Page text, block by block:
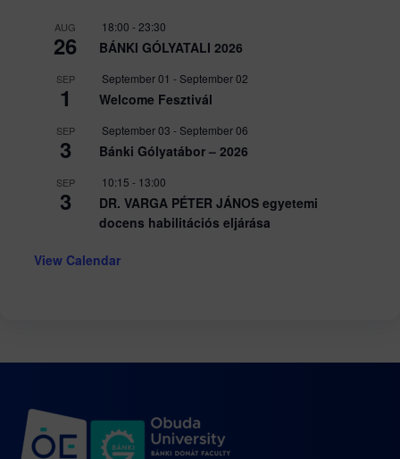
AUG
26
18:00 -23:30
BÁNKI GÓLYATALI 2026
SEP
1
September 01 -September 02
Welcome Fesztivál
SEP
3
September 03 -September 06
Bánki Gólyatábor – 2026
SEP
3
10:15 - 13:00
DR. VARGA PÉTER JÁNOS egyetemi
docens habilitációs eljárása
View Calendar